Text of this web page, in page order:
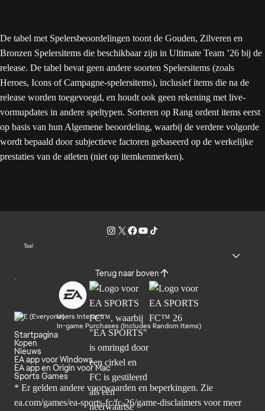
De tabel met Spelersbeoordelingen toont de Gouden, Zilveren en
Bronzen Spelersitems die beschikbaar zijn in Ultimate Team ’26 bij de
release. De tabel bevat geen andere soorten Spelersitems (zoals
Heroes, Icons of Campagne-spelersitems), inclusief items die na de
release worden toegevoegd, en houdt ook geen rekening met live-
vormupdates in andere speltypen. Sorteren op Rang ordent items eerst
op basis van hun Algemene beoordeling, waarbij de verdere volgorde
wordt bepaald door subjectieve factoren gebaseerd op de werkelijke
prestaties van de atleten (niet op itemkenmerken).
Taal
Terug naar boven
Users Interact
In-game Purchases (Includes Random Items)
Startpagina
Kopen
Nieuws
EA app voor Windows
EA app en Origin voor Mac
Sports Games
* Er gelden andere voorwaarden en beperkingen. Zie
ea.com/games/ea-sports-fc/fc-26/game-disclaimers voor meer